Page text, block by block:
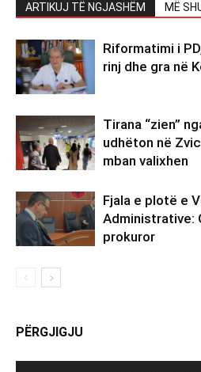
ARTIKUJ TË NGJASHËM MË
Riformatimi i
rinj dhe gra në
Tirana “zien”
udhëton në
mban valixhen
Fjala e plotë e
Administrative:
prokuror
PËRGJIGJU